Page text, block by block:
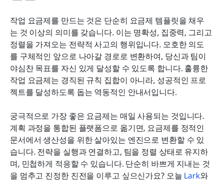
작업 요금제를 만드는 것은 단순히 요금제 템플릿을 채우
는 것 이상의 의미를 갖습니다. 이는 명확성, 집중력, 그리고
정렬을 가져오는 전략적 사고의 행위입니다. 모호한 의도
를 구체적인 앞으로 나아갈 경로로 변환하여, 당신과 팀이
야심찬 목표를 자신 있게 달성할 수 있도록 합니다. 훌륭한
작업 요금제는 경직된 규칙 집합이 아니라, 성공적인 프로
젝트를 달성하도록 돕는 역동적인 안내서입니다.
궁극적으로 가장 좋은 요금제는 매일 사용되는 것입니다.
계획 과정을 통합된 플랫폼으로 옮기면, 요금제를 정적인
문서에서 생산성을 위한 살아있는 엔진으로 변환할 수 있
습니다. 전략을 실행과 연결하고, 팀을 정렬 상태로 유지하
며, 민첩하게 적응할 수 있습니다. 단순히 바쁘게 지내는 것
을 멈추고 진정한 진전을 이루고 싶으신가요? 오늘 Lark와